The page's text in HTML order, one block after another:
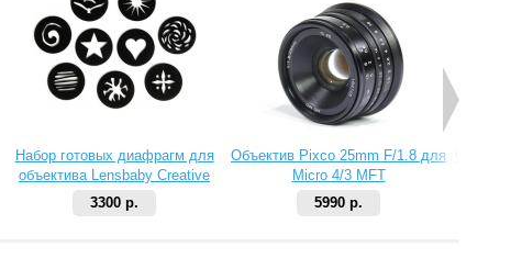
Набор готовых диафрагм для
объектива Lensbaby Creative
Aperture Kit 2
3300 р.
Объектив Pixco 25mm F/1.8 для
Micro 4/3 MFT
5990 р.